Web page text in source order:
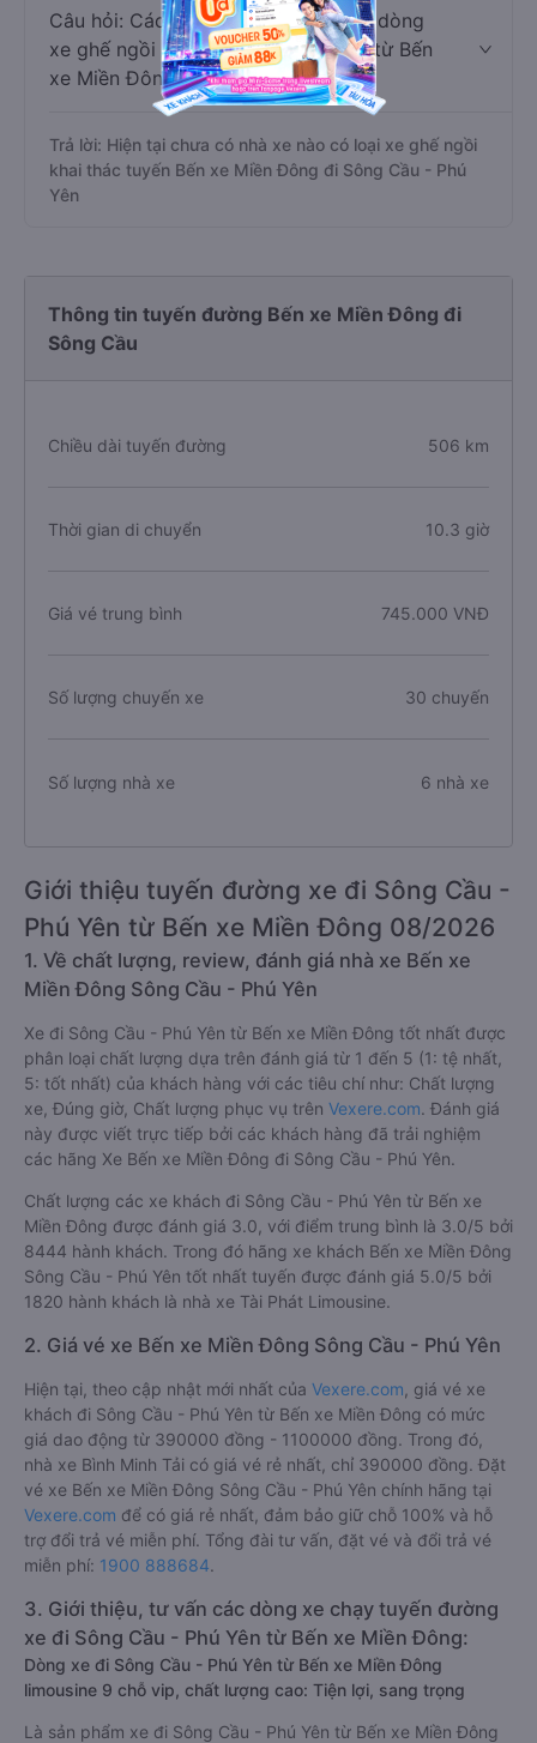
Câu hỏi: Các hãng xe nào khai thác dòng
xe ghế ngồi đi Sông Cầu - Phú Yên từ Bến
xe Miền Đông?
Trả lời: Hiện tại chưa có nhà xe nào có loại xe ghế ngồi
khai thác tuyến Bến xe Miền Đông đi Sông Cầu - Phú
Yên
Thông tin tuyến đường Bến xe Miền Đông đi
Sông Cầu
Chiều dài tuyến đường 506 km
Thời gian di chuyển 10.3 giờ
Giá vé trung bình 745.000 VNĐ
Số lượng chuyến xe 30 chuyến
Số lượng nhà xe 6 nhà xe
Giới thiệu tuyến đường xe đi Sông Cầu -
Phú Yên từ Bến xe Miền Đông 08/2026
1. Về chất lượng, review, đánh giá nhà xe Bến xe
Miền Đông Sông Cầu - Phú Yên
Xe đi Sông Cầu - Phú Yên từ Bến xe Miền Đông tốt nhất được
phân loại chất lượng dựa trên đánh giá từ 1 đến 5 (1: tệ nhất,
5: tốt nhất) của khách hàng với các tiêu chí như: Chất lượng
xe, Đúng giờ, Chất lượng phục vụ trên Vexere.com. Đánh giá
này được viết trực tiếp bởi các khách hàng đã trải nghiệm
các hãng Xe Bến xe Miền Đông đi Sông Cầu - Phú Yên.
Chất lượng các xe khách đi Sông Cầu - Phú Yên từ Bến xe
Miền Đông được đánh giá 3.0, với điểm trung bình là 3.0/5 bởi
8444 hành khách. Trong đó hãng xe khách Bến xe Miền Đông
Sông Cầu - Phú Yên tốt nhất tuyến được đánh giá 5.0/5 bởi
1820 hành khách là nhà xe Tài Phát Limousine.
2. Giá vé xe Bến xe Miền Đông Sông Cầu - Phú Yên
Hiện tại, theo cập nhật mới nhất của Vexere.com , giá vé xe
khách đi Sông Cầu - Phú Yên từ Bến xe Miền Đông có mức
giá dao động từ 390000 đồng - 1100000 đồng. Trong đó,
nhà xe Bình Minh Tải có giá vé rẻ nhất, chỉ 390000 đồng. Đặt
vé xe Bến xe Miền Đông Sông Cầu - Phú Yên chính hãng tại
Vexere.com để có giá rẻ nhất, đảm bảo giữ chỗ 100% và hỗ
trợ đổi trả vé miễn phí. Tổng đài tư vấn, đặt vé và đổi trả vé
miễn phí: 1900 888684.
3. Giới thiệu, tư vấn các dòng xe chạy tuyến đường
xe đi Sông Cầu - Phú Yên từ Bến xe Miền Đông:
Dòng xe đi Sông Cầu - Phú Yên từ Bến xe Miền Đông
limousine 9 chỗ vip, chất lượng cao: Tiện lợi, sang trọng
Là sản phẩm xe đi Sông Cầu - Phú Yên từ Bến xe Miền Đông